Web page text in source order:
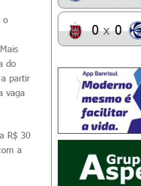
o
do
partir
vaga
R$ 30
a
0 x 0